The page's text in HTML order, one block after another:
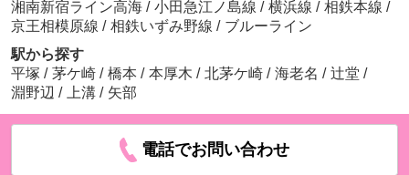
湘南新宿ライン高海 / 小田急江ノ島線 / 横浜線 / 相鉄本線 /
京王相模原線 / 相鉄いずみ野線 / ブルーライン
駅から探す
平塚 / 茅ケ崎 / 橋本 / 本厚木 / 北茅ケ崎 / 海老名 / 辻堂 /
淵野辺 / 上溝 / 矢部
電話でお問い合わせ